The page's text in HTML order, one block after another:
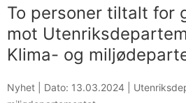
To personer tiltalt for
mot
Klima- og
Nyhet | Dato: 13.03.2024